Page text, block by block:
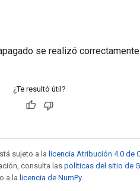
se realizó correctamente.
¿Te resultó útil?
sujeto a la licencia Atribución 4.0 de
consulta las políticas del sitio de
a la licencia de NumPy.